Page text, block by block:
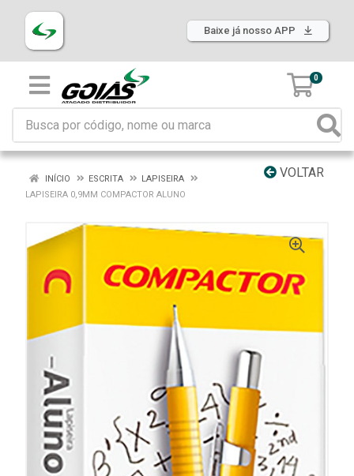
Baixe já nosso APP
0
VOLTAR
INÍCIO ESCRITA
LAPISEIRA
LAPISEIRA 0,9MM COMPACTOR ALUNO